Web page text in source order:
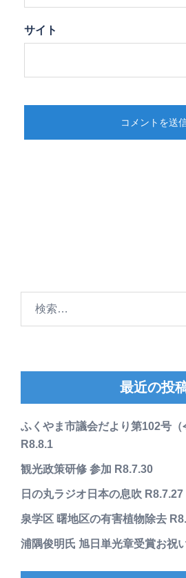
サイト
最近の投
ふくやま市議会だより第102号（
R8.8.1
観光政策研修 参加 R8.7.30
日の丸ラジオ日本の息吹 R8.7.27
泉学区 曙地区の有害植物除去
浦隅俊明氏 旭日単光章受賞お祝